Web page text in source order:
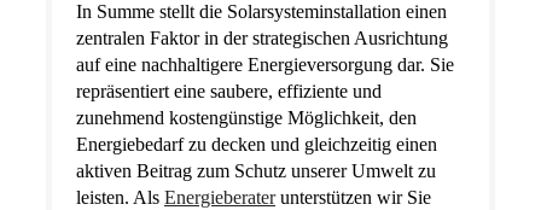
In Summe stellt die Solarsysteminstallation einen
zentralen Faktor in der strategischen Ausrichtung
auf eine nachhaltigere Energieversorgung dar. Sie
repräsentiert eine saubere, effiziente und
zunehmend kostengünstige Möglichkeit, den
Energiebedarf zu decken und gleichzeitig einen
aktiven Beitrag zum Schutz unserer Umwelt zu
leisten. Als Energieberaterunterstützen wir Sie